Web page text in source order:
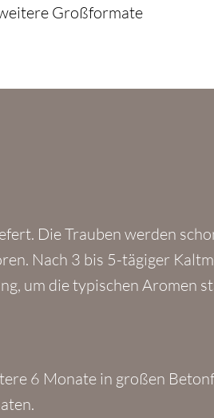
Großformate
Die Trauben werden
Nach 3 bis 5-tägiger
um die typischen Aromen
6 Monate in großen